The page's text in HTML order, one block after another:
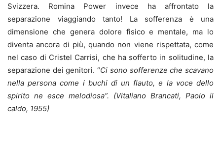
Svizzera. Romina Power invece ha affrontato la
separazione viaggiando tanto! La sofferenza è una
dimensione che genera dolore fisico e mentale, ma lo
diventa ancora di più, quando non viene rispettata, come
nel caso di Cristel Carrisi, che ha sofferto in solitudine, la
separazione dei genitori. “Ci sono sofferenze che scavano
nella persona come i buchi di un flauto, e la voce dello
spirito ne esce melodiosa”. (Vitaliano Brancati, Paolo il
caldo, 1955)